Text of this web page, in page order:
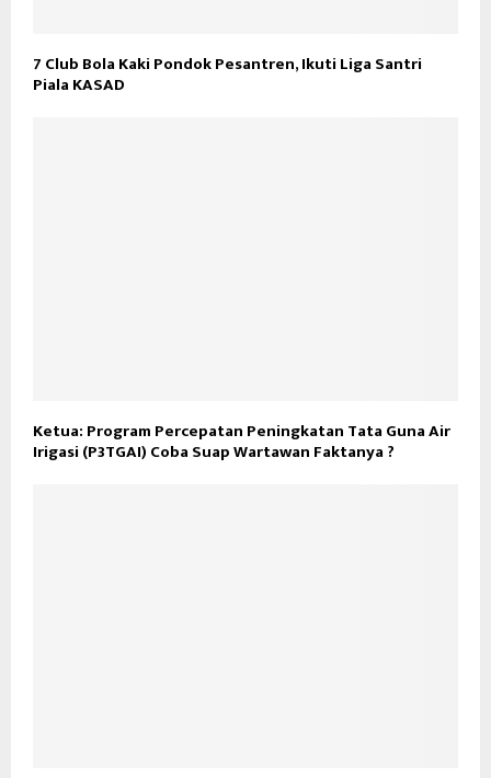
7 Club Bola Kaki Pondok Pesantren, Ikuti Liga Santri
Piala KASAD
Ketua: Program Percepatan Peningkatan Tata Guna Air
Irigasi (P3TGAI) Coba Suap Wartawan Faktanya ?